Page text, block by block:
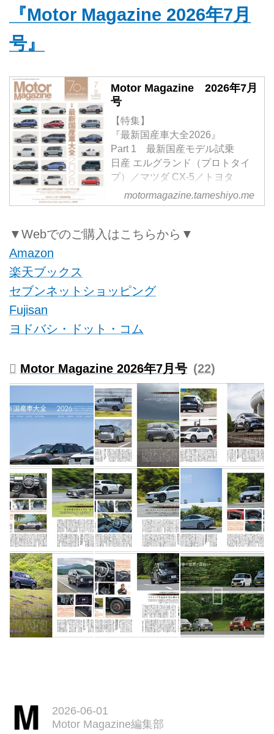
『Motor Magazine 2026年7月
号』
Motor Magazine 2026年7月
号
【特集】
『最新国産車大全2026』
Part 1 最新国産モデル試乗
日産 エルグランド（プロトタイ
プ）／マツダ CX-5／トヨタ
bZ4X ツーリング／SUBARU ト
レイルシーカー／レクサス IS／三
& GRカローラほか
三菱 デリカミニ × ホンダ N-BOX
【スペシャルレポート】
motormagazine.tameshiyo.me
▼Webでのご購入はこちらから▼
Amazon
楽天ブックス
セブンネットショッピング
Fujisan
ヨドバシ・ドット・コム
Motor Magazine 2026年7月号 22
2026-06-01
Motor Magazine編集部